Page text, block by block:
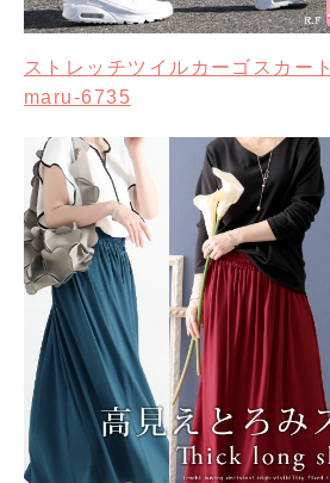
ストレッチツイルカーゴスカート
maru-6735